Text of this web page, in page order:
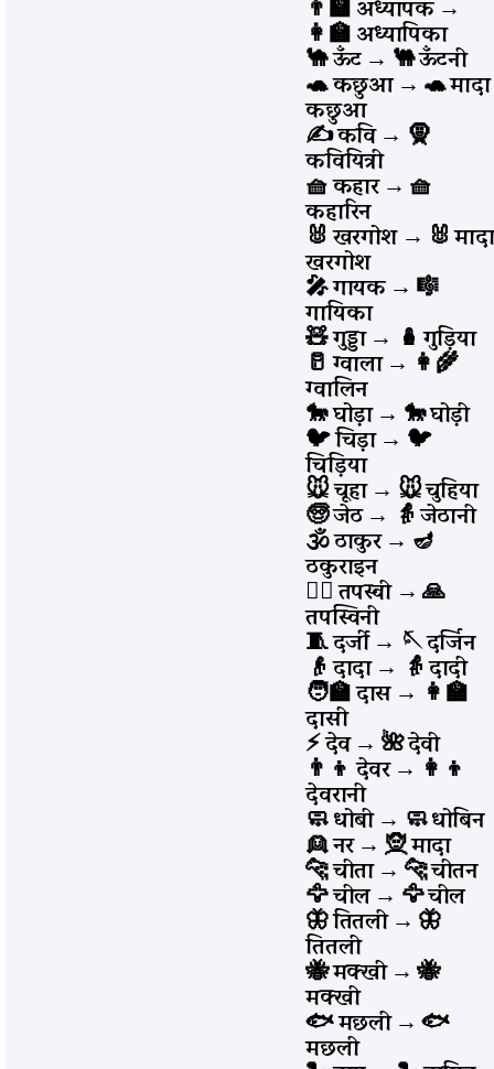
👨‍🏫 अध्यापक →
👩‍🏫 अध्यापिका
🐪 ऊँट → 🐫 ऊँटनी
🐢 कछुआ→ 🐢 मादा
कछुआ
✍️कवि→ 🧕
कवियित्री
🧺 कहार→ 🧺
कहारिन
🐰 खरगोश → 🐰 मादा
खरगोश
🎤 गायक → 🎼
गायिका
🧸 गुड्डा→ 🪆 गुड़िया
🥛 ग्वाला→ 👩‍🌾
ग्वालिन
🐎 घोड़ा→ 🐎 घोड़ी
🐦 चिड़ा→ 🐦
चिड़िया
🐭 चूहा→ 🐭 चुहिया
🧓 जेठ→ 👵 जेठानी
🕉️ ठाकुर→ 🪔
ठकुराइन
🧘‍♂️ तपस्वी → 🙏
तपस्विनी
🧵 दर्जी→ 🪡 दर्जिन
👴 दादा→ 👵 दादी
🧑‍🏫 दास → 👩‍🏫
दासी
⚡ देव→ 🌺 देवी
👨‍👦 देवर→ 👩‍👦
देवरानी
🧼 धोबी→ 🧼 धोबिन
👱 नर→ 🧝 मादा
🐆 चीता→ 🐆 चीतन
🦅 चील→ 🦅 चील
🦋 तितली→ 🦋
तितली
🐝 मक्खी→ 🐝
मक्खी
🐟 मछली→ 🐟
मछली